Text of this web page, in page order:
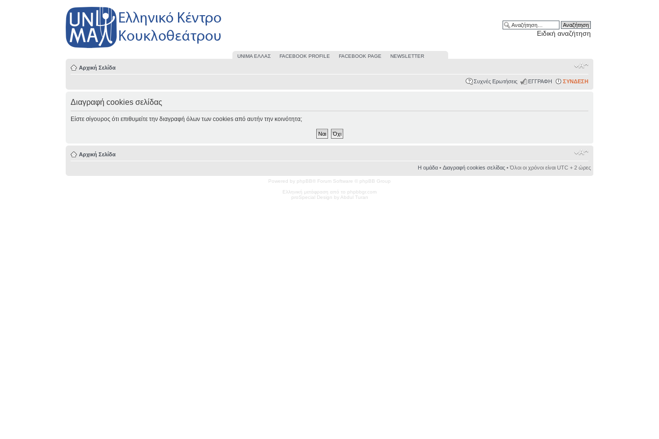
Ειδική αναζήτηση
UΝΙΜΑ ΕΛΛΑΣ FACEBOOK PROFILE FACEBOOK PAGE NEWSLETTER
Αρχική Σελίδα
Συχνές Ερωτήσεις ΕΓΓΡΑΦΗ ΣΥΝΔΕΣΗ
Διαγραφή cookies σελίδας
Είστε σίγουρος ότι επιθυμείτε την διαγραφή όλων των cookies από αυτήν την κοινότητα;
Αρχική Σελίδα
Η ομάδα• Διαγραφή cookies σελίδας• Όλοι οι χρόνοι είναι UTC + 2 ώρες
Powered by phpBB® Forum Software © phpBB Group
Ελληνική μετάφραση από το phpbbgr.com
proSpecial Design by Abdul Turan